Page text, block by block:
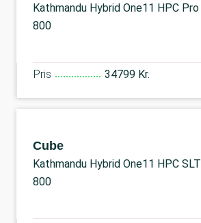
Kathmandu Hybrid One11 HPC Pro
800
Pris 34799 Kr.
Cube
Kathmandu Hybrid One11 HPC SLT
800